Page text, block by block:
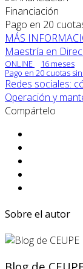
Financiación
Pago en 20
MÁS
Maestría en
ONLINE
16 meses
Pago en 20 cuotas
Redes sociales:
Operación y
Compártelo
Sobre el autor